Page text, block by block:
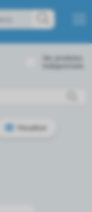
Visualizar